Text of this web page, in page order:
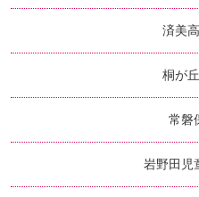
済美
桐が
常磐
岩野田児